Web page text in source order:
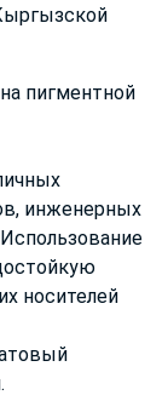
пигментной
инженерных
носителей